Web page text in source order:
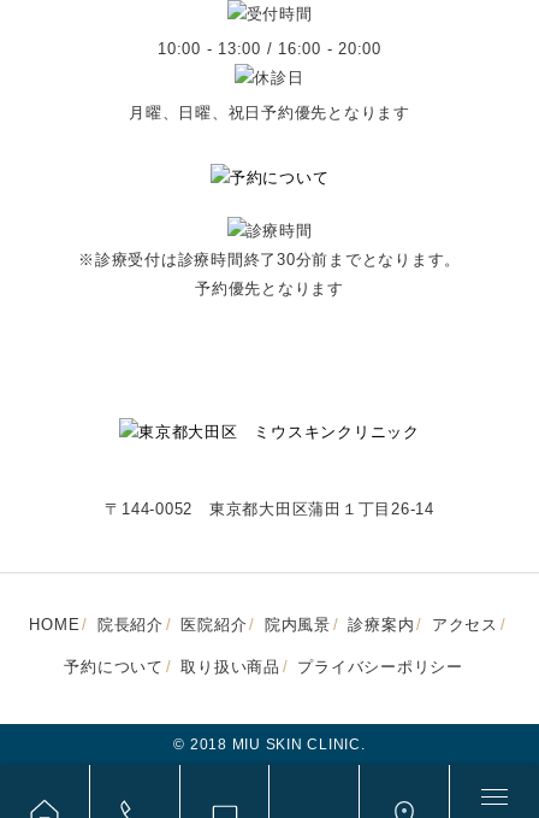
10:00 - 13:00 / 16:00 - 20:00
月曜、日曜、祝日予約優先となります
※診療受付は診療時間終了30分前までとなります。
予約優先となります
〒144-0052 東京都大田区蒲田１丁目26-14
HOME 院長紹介 医院紹介 院内風景 診療案内 アクセス
予約について 取り扱い商品 プライバシーポリシー
© 2018 MIU SKIN CLINIC.